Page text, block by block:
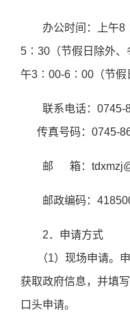
办公时间：上午
5∶30（节假日除外
午3∶00-6∶00（节假
联系电话：0745-
传真号码：0745-
邮 箱：
邮政编码：
2．申请方式
（1）现场申请。申
获取政府信息，并填
口头申请。